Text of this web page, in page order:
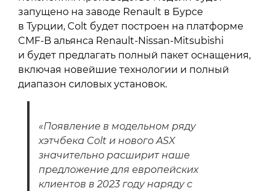
запущено на заводе Renault в Бурсе
в Турции, Colt будет построен на платформе
CMF-B альянса Renault-Nissan-Mitsubishi
и будет предлагать полный пакет оснащения,
включая новейшие технологии и полный
диапазон силовых установок.
«Появление в модельном ряду
хэтчбека Colt и нового ASX
значительно расширит наше
предложение для европейских
клиентов в 2023 году наряду с